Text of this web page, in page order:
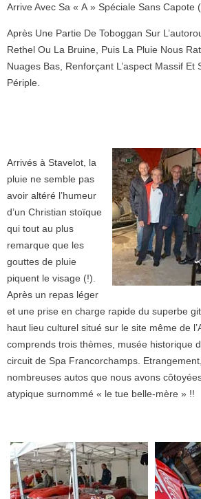
Arrive Avec Sa « A » Spéciale Sans Capote
Après Une Partie De Toboggan Sur
Rethel Ou La Bruine, Puis La Pluie Nous
Nuages Bas, Renforçant L’aspect Massif
Périple.
Arrivés à Stavelot, la
pluie ne semble pas
avoir altéré l’humeur
d’un Christian stoïque
qui tout au plus
remarque que les
gouttes de pluie
piquent le visage (!).
Après un repas léger
et une prise en charge rapide du superbe
haut lieu culturel situé sur le site même de
comprends trois thèmes, musée historique
circuit de Spa Francorchamps.
nombreuses autos que nous avons
atypique surnommé « le tue belle-mère » !!